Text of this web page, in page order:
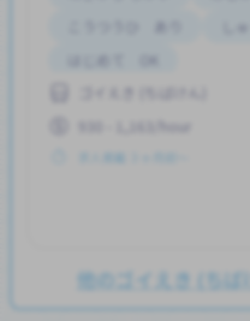
こうつうひ あり
し
はじめて OK
930 - 1,163/hour
求人掲載 ３ヶ月前〜
他のゴイえき (ち